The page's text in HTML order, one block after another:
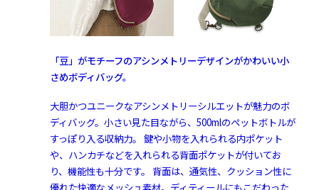
「豆」がモチーフのアシンメトリーデザインがかわいい小
さめボディバッグ。
大胆かつユニークなアシンメトリーシルエットが魅力のボ
ディバッグ。小さい見た目ながら、500mlのペットボトルが
すっぽり入る収納力。 鍵や小物を入れられる内ポケット
や、ハンカチなどを入れられる背面ポケットが付いてお
り、機能性も十分です。 背面は、通気性、クッション性に